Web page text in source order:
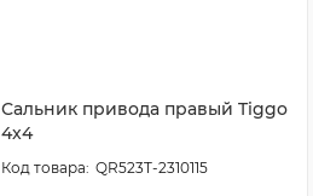
Сальник привода правый Tiggo
4x4
QR523T-2310115